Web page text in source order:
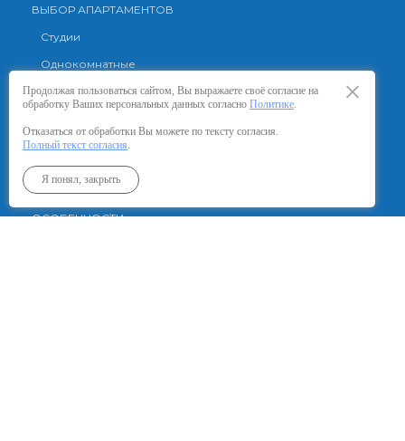
ВЫБОР АПАРТАМЕНТОВ
Студии
Однокомнатные
Двухкомнатные
КАК КУПИТЬ
Ипотека
ОСОБЕННОСТИ
Продолжая пользоваться сайтом, Вы выражаете своё согласие на
обработку Ваших персональных данных согласно Политике.
Отказаться от обработки Вы можете по тексту согласия.
Полный текст согласия.
Я понял, закрыть